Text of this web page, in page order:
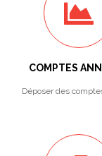
COMPTES
Déposer des